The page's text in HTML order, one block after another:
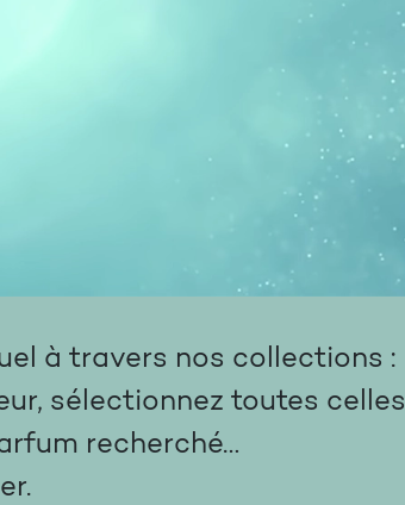
à travers nos collections :
sélectionnez toutes celles
recherché…